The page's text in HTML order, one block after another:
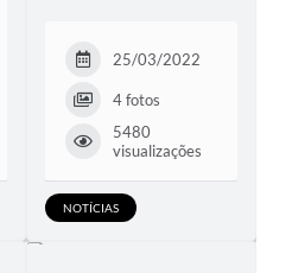
25/03/2022
4 fotos
5480
visualizações
NOTÍCIAS